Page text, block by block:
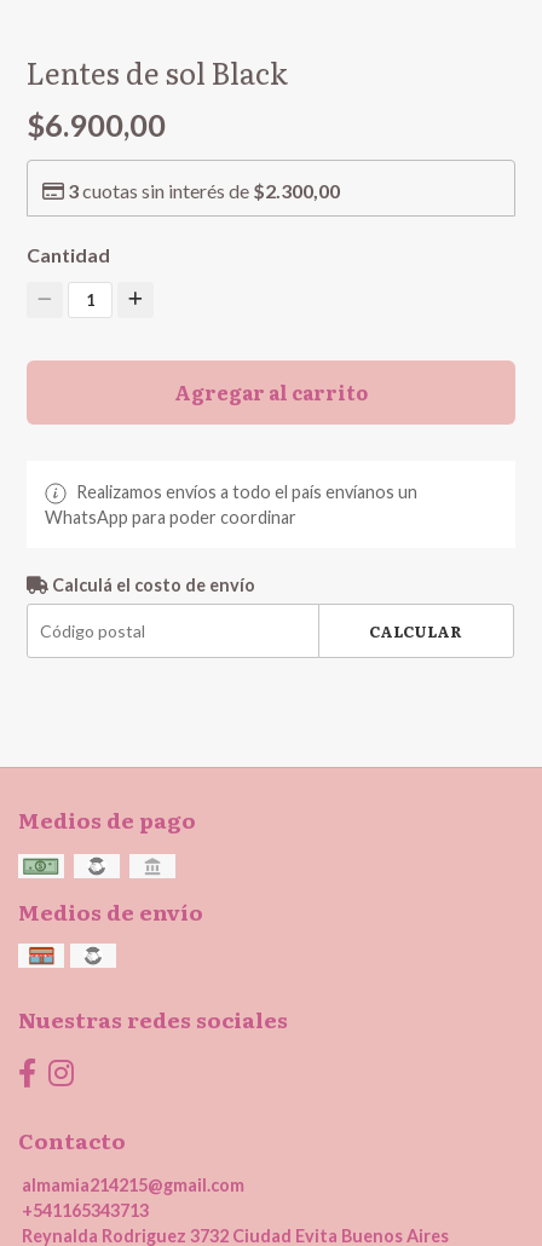
Lentes de sol Black
$6.900,00
3cuotas sin interés de $2.300,00
Cantidad
1
Agregar al carrito
Realizamos envíos a todo el país envíanos un
WhatsApp para poder coordinar
Calculá el costo de envío
CALCULAR
Medios de pago
Medios de envío
Nuestras redes sociales
Contacto
almamia214215@gmail.com
+541165343713
Reynalda Rodriguez 3732 Ciudad Evita Buenos Aires